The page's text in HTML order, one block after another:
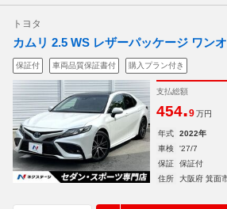
トヨタ
カムリ 2.5 WS レザーパッケージ ワン
保証付 車両品質保証書付 購入プラン付き
支払総額
454.9 万円
年式 2022年
車検
'27/7
保証
保証付
住所
大阪府 箕面